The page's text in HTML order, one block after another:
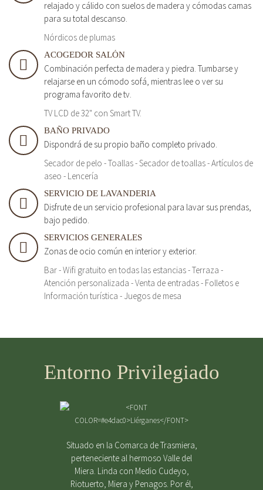
relajado y cálido con suelos de madera y cómodas camas
para su total descanso.
Nórdicos de plumas
ACOGEDOR SALÓN
Combinación perfecta de madera y piedra. Tumbarse y
relajarse en un cómodo sofá, mientras lee o ver su
programa favorito de tv.
TV LCD de 32" con Smart TV.
BAÑO PRIVADO
Dispondrá de su propio baño completo privado.
Secador de pelo - Toallas - Secador de toallas - Artículos de
aseo - Lencería
SERVICIO DE LAVANDERIA
Disfrute de un servicio profesional para lavar sus prendas,
bajo pedido.
SERVICIOS GENERALES
Zonas de ocio común en interior y exterior.
Bar - Wifi gratuito en todas las estancias - Terraza -
Atención personalizada - Venta de entradas - Folletos e
Información turística - Juegos de mesa
Entorno Privilegiado
Situado en la Comarca de Trasmiera,
perteneciente al hermoso Valle del
Miera. Linda con Medio Cudeyo,
Riotuerto, Miera y Penagos. Por él,